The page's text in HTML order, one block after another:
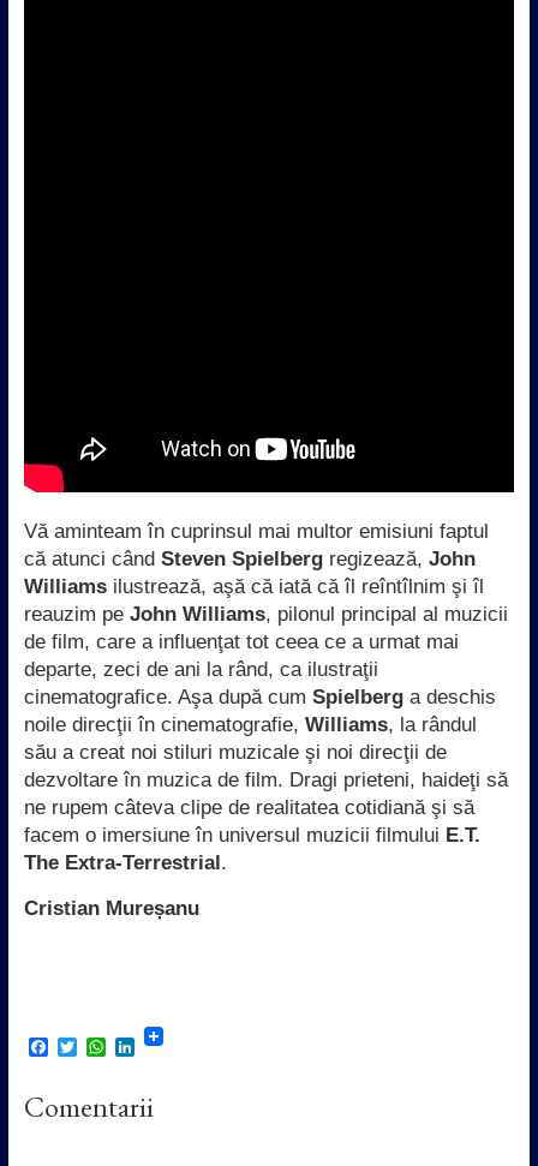
Vă aminteam în cuprinsul mai multor emisiuni faptul
că atunci când Steven Spielbergregizează, John
Williamsilustrează, aşă că iată că îl reîntîlnim şi îl
reauzim pe John Williams, pilonul principal al muzicii
de film, care a influenţat tot ceea ce a urmat mai
departe, zeci de ani la rând, ca ilustraţii
cinematografice. Aşa după cum Spielberga deschis
noile direcţii în cinematografie, Williams, la rândul
său a creat noi stiluri muzicale şi noi direcţii de
dezvoltare în muzica de film. Dragi prieteni, haideţi să
ne rupem câteva clipe de realitatea cotidiană şi să
facem o imersiune în universul muzicii filmului E.T.
The Extra-Terrestrial.
Cristian Mureșanu
F
e
b
T
t
t
W
t
s
L
k
e
Comentarii